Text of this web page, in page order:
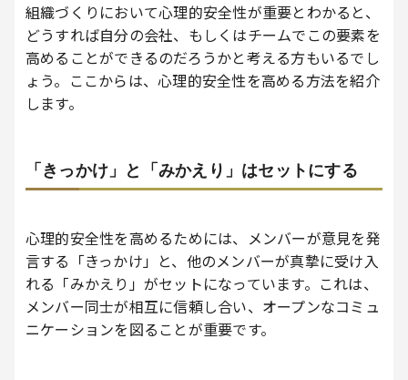
組織づくりにおいて心理的安全性が重要とわかると、
どうすれば自分の会社、もしくはチームでこの要素を
高めることができるのだろうかと考える方もいるでし
ょう。ここからは、心理的安全性を高める方法を紹介
します。
「きっかけ」と「みかえり」はセットにする
心理的安全性を高めるためには、メンバーが意見を発
言する「きっかけ」と、他のメンバーが真摯に受け入
れる「みかえり」がセットになっています。これは、
メンバー同士が相互に信頼し合い、オープンなコミュ
ニケーションを図ることが重要です。